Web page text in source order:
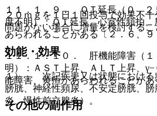
１１．１．９． ＱＴ延長（０．２
度不明）：ＱＴ延長、心室性頻拍
あらわれることがある〔２．６、９
１１．１．１０． 肝機能障害（１
明）：ＡＳＴ上昇、ＡＬＴ上昇、
能障害、黄疸があらわれることがあ
その他の副作用
２０ｍｇを１日１回投与で効果不
問題がない場合に増量を検討するこ
効能・効果
１）． 次記疾患又は状態における
膀胱、神経性頻尿、不安定膀胱、
炎、慢性前立腺炎）。